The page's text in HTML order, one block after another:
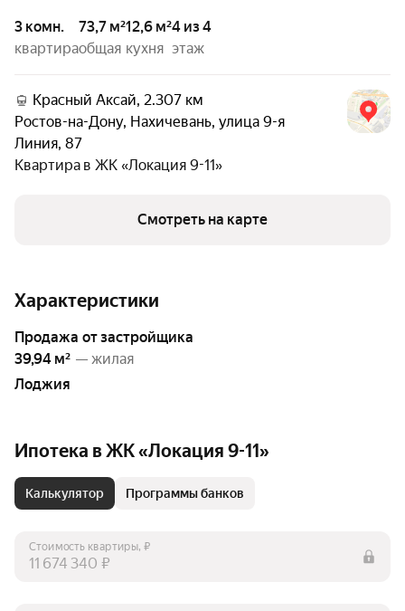
3 комн.
квартира
73,7 м²
общая
12,6 м²
кухня
4 из 4
этаж
Красный Аксай, 2.307 км
Ростов-на-Дону, Нахичевань, улица 9-я
Линия, 87
Квартира в ЖК «Локация 9-11»
Смотреть на карте
Характеристики
Продажа от застройщика
39,94 м²
— жилая
Лоджия
Ипотека в ЖК «Локация 9-11»
Калькулятор Программы банков
Стоимость квартиры, ₽
₽